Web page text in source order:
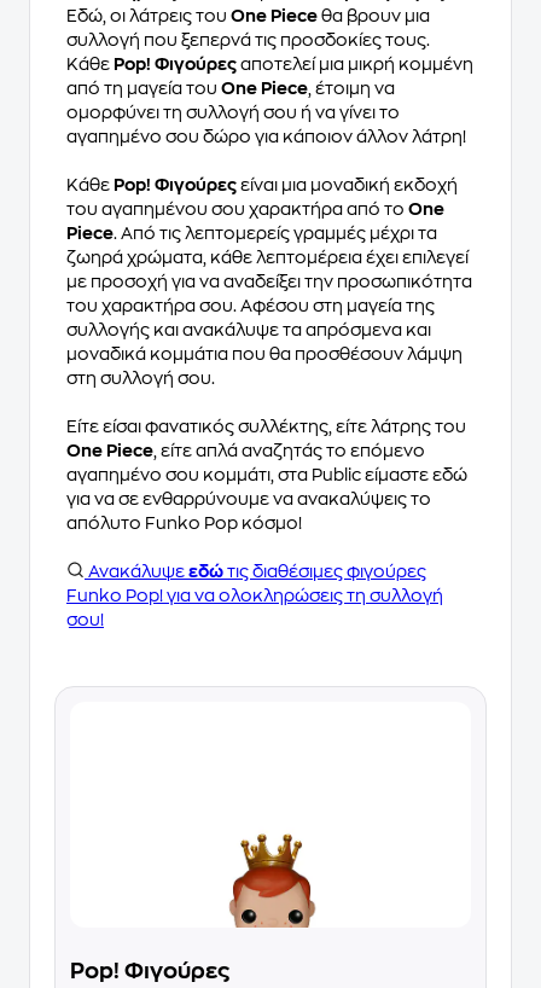
Εδώ, οι λάτρεις του One Piece θα βρουν μια
συλλογή που ξεπερνά τις προσδοκίες τους.
Κάθε Pop! Φιγούρες αποτελεί μια μικρή κομμένη
από τη μαγεία του One Piece , έτοιμη να
ομορφύνει τη συλλογή σου ή να γίνει το
αγαπημένο σου δώρο για κάποιον άλλον λάτρη!
Κάθε Pop! Φιγούρες είναι μια μοναδική εκδοχή
του αγαπημένου σου χαρακτήρα από το One
Piece. Από τις λεπτομερείς γραμμές μέχρι τα
ζωηρά χρώματα, κάθε λεπτομέρεια έχει επιλεγεί
με προσοχή για να αναδείξει την προσωπικότητα
του χαρακτήρα σου. Αφέσου στη μαγεία της
συλλογής και ανακάλυψε τα απρόσμενα και
μοναδικά κομμάτια που θα προσθέσουν λάμψη
στη συλλογή σου.
Είτε είσαι φανατικός συλλέκτης, είτε λάτρης του
One Piece , είτε απλά αναζητάς το επόμενο
αγαπημένο σου κομμάτι, στα Public είμαστε εδώ
για να σε ενθαρρύνουμε να ανακαλύψεις το
απόλυτο Funko Pop κόσμο!
Ανακάλυψε εδώ τις διαθέσιμες φιγούρες
Funko Pop! για να ολοκληρώσεις τη συλλογή
σου!
Pop! Φιγούρες